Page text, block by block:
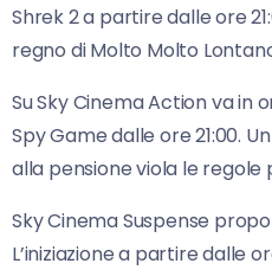
Shrek 2 a partire dalle ore
regno di Molto Molto
Su Sky Cinema Action va in
Spy Game dalle ore 21:00.
alla pensione viola le regole
Sky Cinema Suspense
L’iniziazione a partire dalle